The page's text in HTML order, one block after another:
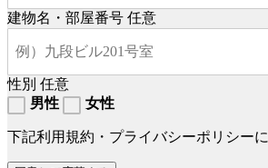
建物名・部屋番号 任意
性別 任意
男性
女性
下記利用規約・プライバシーポリシーに